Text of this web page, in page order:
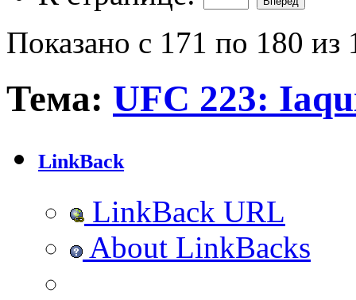
Показано с 171 по 180 из
Тема: UFC 223:
LinkBack
LinkBack URL
About LinkBacks